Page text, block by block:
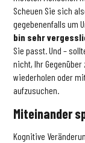
Scheuen Sie sich
gegebenenfalls um
bin sehr
Sie passt. Und –
nicht, Ihr
wiederholen oder
aufzusuchen.
Miteinander
Kognitive